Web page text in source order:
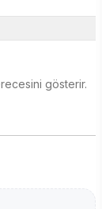
gösterir.